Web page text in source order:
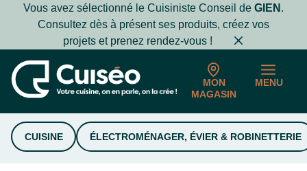
Vous avez sélectionné le Cuisiniste Conseil de GIEN .
Consultez dès à présent ses produits, créez vos
projets et prenez rendez-vous !
MON
MAGASIN
MENU
CUISINE ÉLECTROMÉNAGER, ÉVIER & ROBINETTERIE